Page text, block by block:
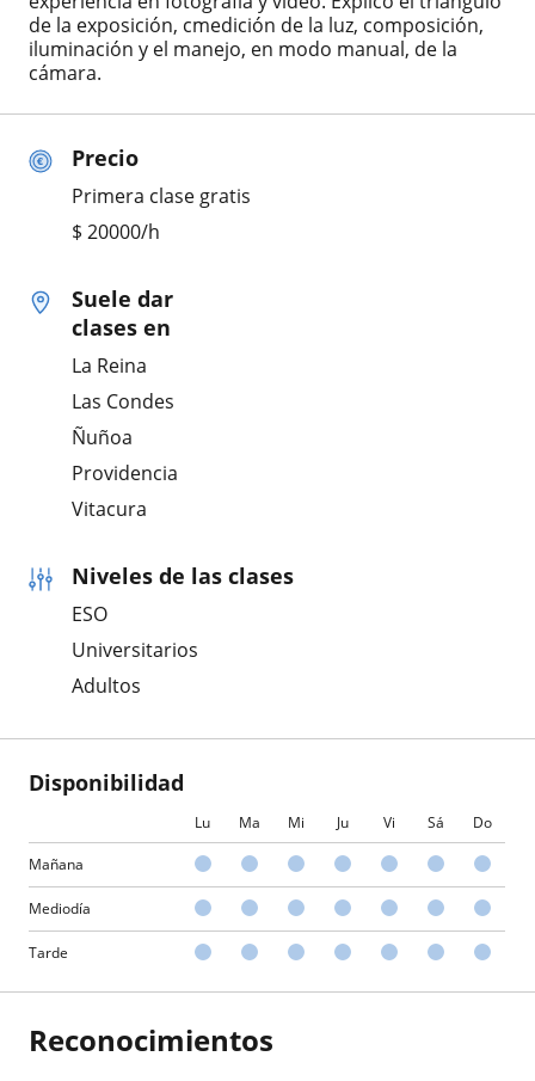
Precio
Primera clase gratis
$ 20000/h
Suele dar
clases en
La Reina
Las Condes
Ñuñoa
Providencia
Vitacura
Niveles de las clases
ESO
Universitarios
Adultos
Disponibilidad
Lu Ma Mi Ju Vi Sá Do
Mañana
Mediodía
Tarde
de la exposición, cmedición de la luz, composición,
iluminación y el manejo, en modo manual, de la
cámara.
Reconocimientos